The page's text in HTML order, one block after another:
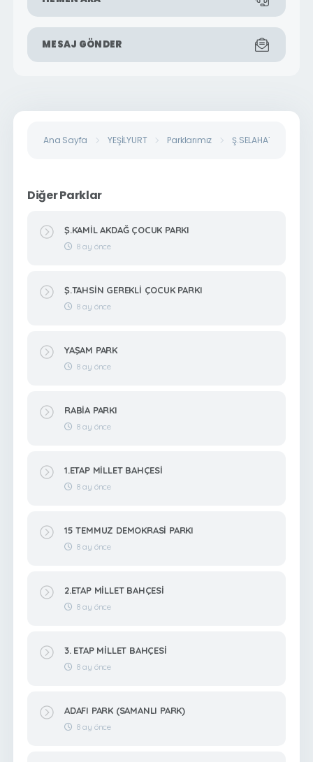
MESAJ GÖNDER
Ana Sayfa YEŞİLYURT Parklarımız Ş.SELAHATTİN ŞENER
Diğer Parklar
Ş.KAMİL AKDAĞ ÇOCUK PARKI
8 ay önce
Ş.TAHSİN GEREKLİ ÇOCUK PARKI
8 ay önce
YAŞAM PARK
8 ay önce
RABİA PARKI
8 ay önce
1.ETAP MİLLET BAHÇESİ
8 ay önce
15 TEMMUZ DEMOKRASİ PARKI
8 ay önce
2.ETAP MİLLET BAHÇESİ
8 ay önce
3. ETAP MİLLET BAHÇESİ
8 ay önce
ADAFI PARK (SAMANLI PARK)
8 ay önce